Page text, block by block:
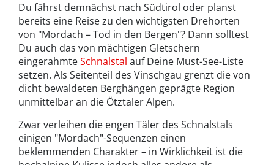
Du fährst demnächst nach Südtirol oder planst
bereits eine Reise zu den wichtigsten Drehorten
von "Mordach – Tod in den Bergen"? Dann solltest
Du auch das von mächtigen Gletschern
eingerahmteSchnalstal auf Deine Must-See-Liste
setzen. Als Seitenteil des Vinschgau grenzt die von
dicht bewaldeten Berghängen geprägte Region
unmittelbar an die Ötztaler Alpen.
Zwar verleihen die engen Täler des Schnalstals
einigen "Mordach"-Sequenzen einen
beklemmenden Charakter – in Wirklichkeit ist die